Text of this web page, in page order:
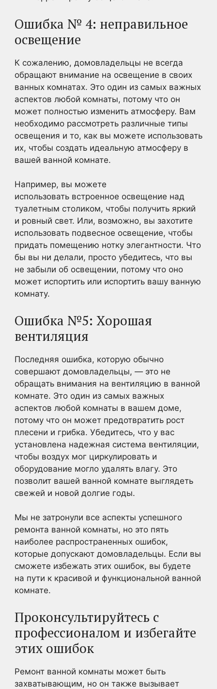
Ошибка № 4: неправильное
освещение
К сожалению, домовладельцы не всегда
обращают внимание на освещение в своих
ванных комнатах. Это один из самых важных
аспектов любой комнаты, потому что он
может полностью изменить атмосферу. Вам
необходимо рассмотреть различные типы
освещения и то, как вы можете использовать
их, чтобы создать идеальную атмосферу в
вашей ванной комнате.
Например, вы можете
использовать встроенное освещение над
туалетным столиком, чтобы получить яркий
и ровный свет. Или, возможно, вы захотите
использовать подвесное освещение, чтобы
придать помещению нотку элегантности. Что
бы вы ни делали, просто убедитесь, что вы
не забыли об освещении, потому что оно
может испортить или испортить вашу ванную
комнату.
Ошибка №5: Хорошая
вентиляция
Последняя ошибка, которую обычно
совершают домовладельцы, — это не
обращать внимания на вентиляцию в ванной
комнате. Это один из самых важных
аспектов любой комнаты в вашем доме,
потому что он может предотвратить рост
плесени и грибка. Убедитесь, что у вас
установлена надежная система вентиляции,
чтобы воздух мог циркулировать и
оборудование могло удалять влагу. Это
позволит вашей ванной комнате выглядеть
свежей и новой долгие годы.
Мы не затронули все аспекты успешного
ремонта ванной комнаты, но это пять
наиболее распространенных ошибок,
которые допускают домовладельцы. Если вы
сможете избежать этих ошибок, вы будете
на пути к красивой и функциональной ванной
комнате.
Проконсультируйтесь с
профессионалом и избегайте
этих ошибок
Ремонт ванной комнаты может быть
захватывающим, но он также вызывает